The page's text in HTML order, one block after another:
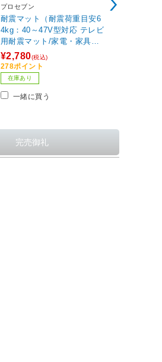
プロセブン
耐震マット（耐震荷重目安6
4kg：40～47V型対応 テレビ
用耐震マット/家電・家具対
応/8枚入り) PB-N2048C
【ビックカメラグループオ
リジナル】
¥2,780(税込)
278ポイント
在庫あり
一緒に買う
プロセブン